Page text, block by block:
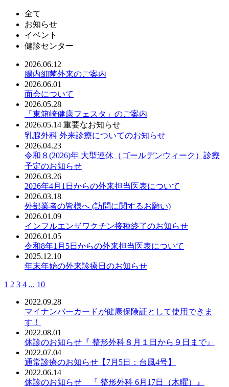
全て
お知らせ
イベント
健診センター
2026.06.12
腸内細菌外来のご案内
2026.06.01
面会について
2026.05.28
「東箱崎健康フェスタ」のご案内
2026.05.14 重要なお知らせ
乳腺外科 外来診療についてのお知らせ
2026.04.23
令和８(2026)年 大型連休（ゴールデンウィーク）診療
予定のお知らせ
2026.03.26
2026年4月1日からの外来担当医表について
2026.03.18
外部業者の皆様へ (訪問に関するお願い)
2026.01.09
インフルエンザワクチン接種終了のお知らせ
2026.01.05
令和8年1月5日からの外来担当医表について
2025.12.10
年末年始の外来診療日のお知らせ
1 2 3 4 ... 10
2022.09.28
マイナンバーカードが健康保険証として使用できま
す！
2022.08.01
休診のお知らせ『 整形外科８月１日から９日まで』
2022.07.04
通常診療のお知らせ【7月5日：台風4号】
2022.06.14
休診のお知らせ 『 整形外科 6月17日（木曜）』